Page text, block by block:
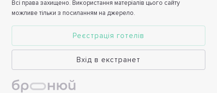
Всі права захищено. Використання матеріалів цього сайту
можливе тільки з посиланням на джерело.
Реєстрація готелів
Вхід в екстранет